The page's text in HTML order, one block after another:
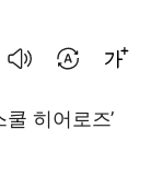
쿨 히어로즈’